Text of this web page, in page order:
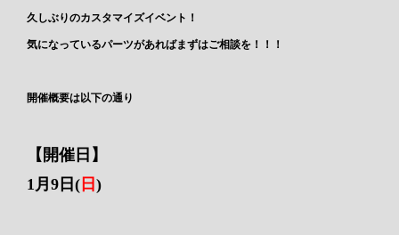
久しぶりのカスタマイズイベント！
気になっているパーツがあればまずはご相談を！！！
開催概要は以下の通り
【開催日】
1月9日( 日)